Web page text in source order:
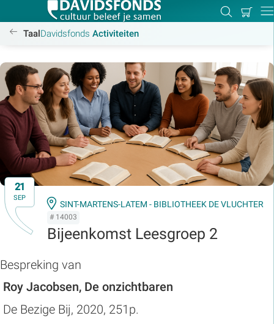
Zoeken
Mijn
/activiteiten
Taal Davidsfonds Activiteiten
21
SEP
SINT-MARTENS-LATEM - BIBLIOTHEEK DE VLUCHTER
# 14003
Bijeenkomst Leesgroep 2
Bespreking van
Roy Jacobsen, De onzichtbaren
De Bezige Bij, 2020, 251p.
Zoek:
Zoeken